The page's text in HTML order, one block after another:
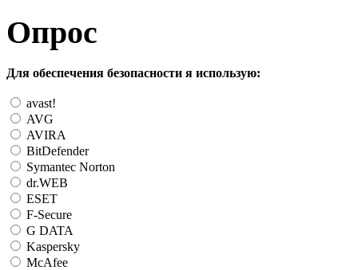
Опрос
Для обеспечения безопасности я использую:
avast!
AVG
AVIRA
BitDefender
Symantec Norton
dr.WEB
ESET
F-Secure
G DATA
Kaspersky
McAfee